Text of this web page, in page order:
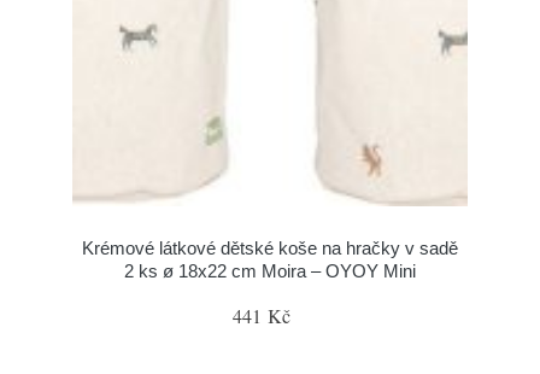
Krémové látkové dětské koše na hračky v sadě
2 ks ø 18x22 cm Moira – OYOY Mini
441 Kč